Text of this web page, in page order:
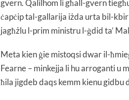
gvern. Qalilhom li għall-gvern
ċapċip tal-gallarija iżda urta bil-
jagħżlu l-prim ministru l-ġdid ta’
Meta kien ġie mistoqsi dwar il-
Fearne – minkejja li hu arroganti u
ħila jigdeb daqs kemm kienu gidbu